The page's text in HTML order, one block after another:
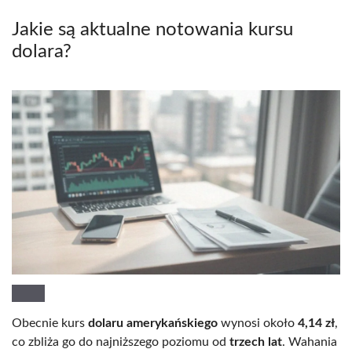
Jakie są aktualne notowania kursu
dolara?
Obecnie kurs dolaru amerykańskiego wynosi około 4,14 zł,
co zbliża go do najniższego poziomu od trzech lat. Wahania